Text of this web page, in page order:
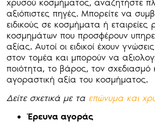
χρυσού κοσμήματος, αναζητήστε
αξιόπιστες πηγές. Μπορείτε να
ειδικούς σε κοσμήματα ή εταιρείες
κοσμημάτων που προσφέρουν
αξίας. Αυτοί οι ειδικοί έχουν
στον τομέα και μπορούν να
ποιότητα, το βάρος, τον σχεδιασμό
αγοραστική αξία του κοσμήματος.
Δείτε σχετικά με τα επώνυμα και
Έρευνα αγοράς